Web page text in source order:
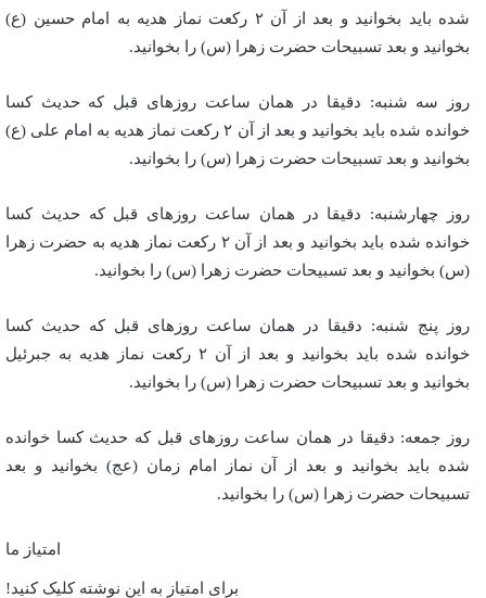
شده باید بخوانید و بعد از آن ۲ رکعت نماز هدیه به امام حسین (ع)
بخوانید و بعد تسبیحات حضرت زهرا (س) را بخوانید.
روز سه شنبه: دقیقا در همان ساعت روز‌های قبل که حدیث کسا
خوانده شده باید بخوانید و بعد از آن ۲ رکعت نماز هدیه به امام علی (ع)
بخوانید و بعد تسبیحات حضرت زهرا (س) را بخوانید.
روز چهارشنبه: دقیقا در همان ساعت روز‌های قبل که حدیث کسا
خوانده شده باید بخوانید و بعد از آن ۲ رکعت نماز هدیه به حضرت زهرا
(س) بخوانید و بعد تسبیحات حضرت زهرا (س) را بخوانید.
روز پنج شنبه: دقیقا در همان ساعت روز‌های قبل که حدیث کسا
خوانده شده باید بخوانید و بعد از آن ۲ رکعت نماز هدیه به جبرئیل
بخوانید و بعد تسبیحات حضرت زهرا (س) را بخوانید.
روز جمعه: دقیقا در همان ساعت روز‌های قبل که حدیث کسا خوانده
شده باید بخوانید و بعد از آن نماز امام زمان (عج) بخوانید و بعد
تسبیحات حضرت زهرا (س) را بخوانید.
امتیاز ما
برای امتیاز به این نوشته کلیک کنید!